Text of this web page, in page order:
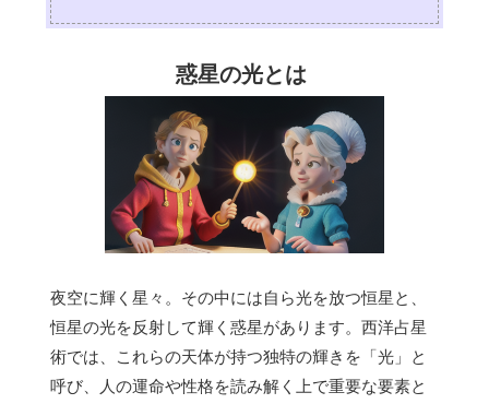
惑星の光とは
夜空に輝く星々。その中には自ら光を放つ恒星と、
恒星の光を反射して輝く惑星があります。西洋占星
術では、これらの天体が持つ独特の輝きを「光」と
呼び、人の運命や性格を読み解く上で重要な要素と